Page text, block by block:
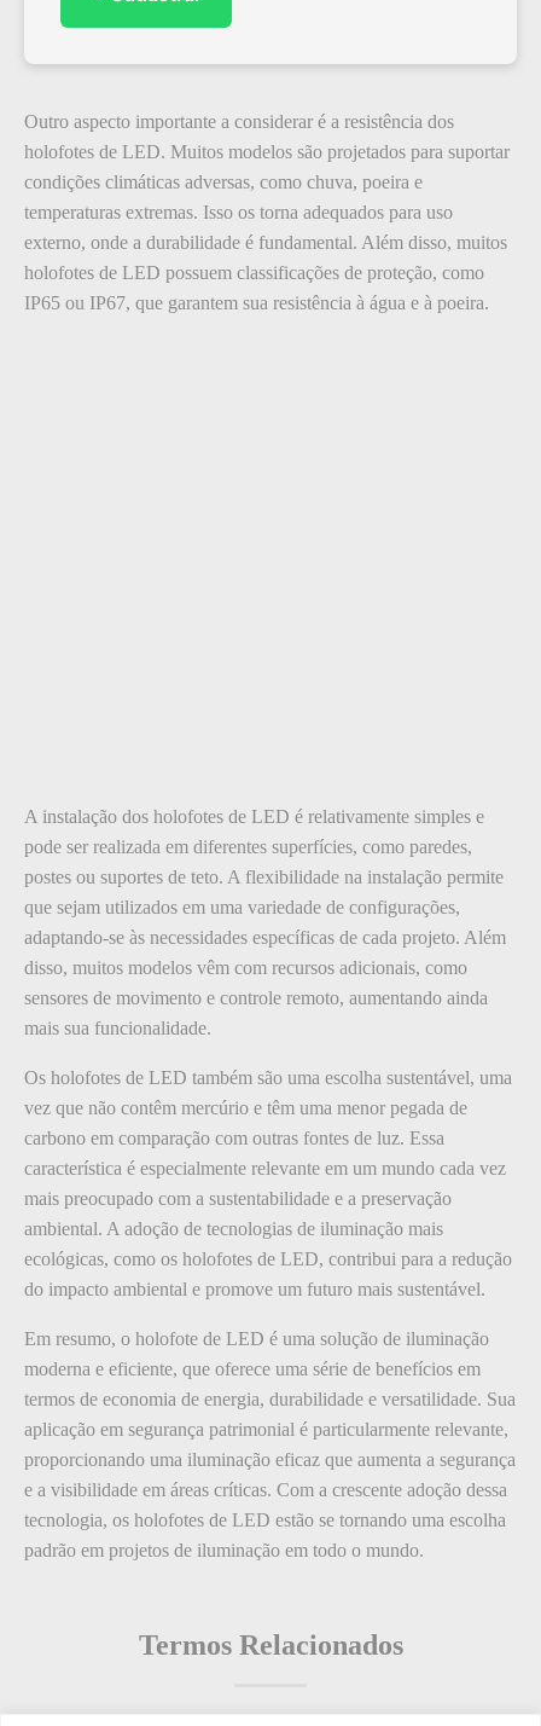
Outro aspecto importante a considerar é a resistência dos
holofotes de LED. Muitos modelos são projetados para suportar
condições climáticas adversas, como chuva, poeira e
temperaturas extremas. Isso os torna adequados para uso
externo, onde a durabilidade é fundamental. Além disso, muitos
holofotes de LED possuem classificações de proteção, como
IP65 ou IP67, que garantem sua resistência à água e à poeira.
A instalação dos holofotes de LED é relativamente simples e
pode ser realizada em diferentes superfícies, como paredes,
postes ou suportes de teto. A flexibilidade na instalação permite
que sejam utilizados em uma variedade de configurações,
adaptando-se às necessidades específicas de cada projeto. Além
disso, muitos modelos vêm com recursos adicionais, como
sensores de movimento e controle remoto, aumentando ainda
mais sua funcionalidade.
Os holofotes de LED também são uma escolha sustentável, uma
vez que não contêm mercúrio e têm uma menor pegada de
carbono em comparação com outras fontes de luz. Essa
característica é especialmente relevante em um mundo cada vez
mais preocupado com a sustentabilidade e a preservação
ambiental. A adoção de tecnologias de iluminação mais
ecológicas, como os holofotes de LED, contribui para a redução
do impacto ambiental e promove um futuro mais sustentável.
Em resumo, o holofote de LED é uma solução de iluminação
moderna e eficiente, que oferece uma série de benefícios em
termos de economia de energia, durabilidade e versatilidade. Sua
aplicação em segurança patrimonial é particularmente relevante,
proporcionando uma iluminação eficaz que aumenta a segurança
e a visibilidade em áreas críticas. Com a crescente adoção dessa
tecnologia, os holofotes de LED estão se tornando uma escolha
padrão em projetos de iluminação em todo o mundo.
Termos Relacionados